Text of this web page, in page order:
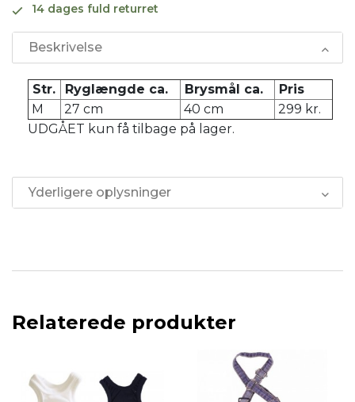
14 dages fuld returret
Beskrivelse
Str. Ryglængde ca. Brysmål ca.
Pris
M
27 cm 40 cm
299 kr.
UDGÅET kun få tilbage på lager.
Yderligere oplysninger
Relaterede produkter